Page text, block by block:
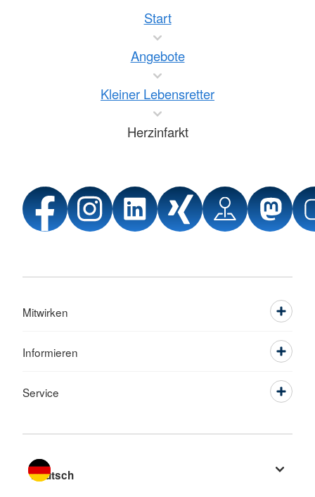
Start
Angebote
Kleiner Lebensretter
Herzinfarkt
Mitwirken
Informieren
Service
Sprache wechseln zu